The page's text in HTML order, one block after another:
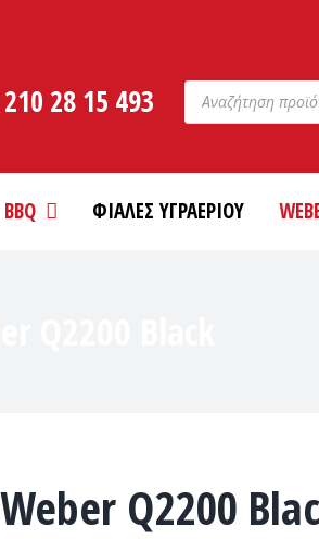
28 15 493 Products
search
BBQ ΦΙΑΛΕΣ ΥΓΡΑΕΡΙΟΥ
Weber Q2200